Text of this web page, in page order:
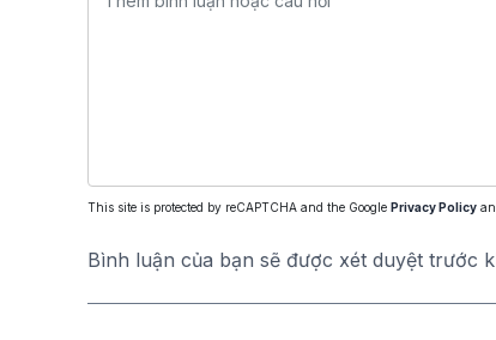
This site is protected by reCAPTCHA and the Google Privacy Policy
Bình luận của bạn sẽ được xét duyệt trước